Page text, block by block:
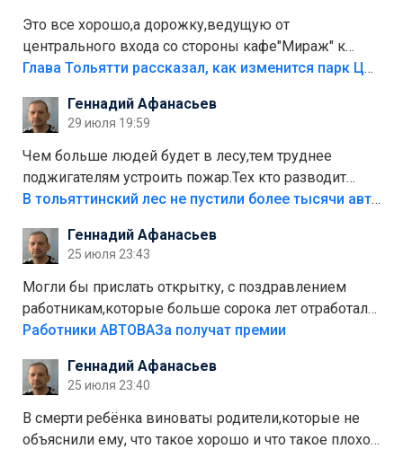
Это все хорошо,а дорожку,ведущую от
центрального входа со стороны кафе"Мираж" к
аттракционам слабо доделать?А то бордюры
лежала в парке и испортилась.Да еще,видимо,часть
украли.
Глава Тольятти рассказал, как изменится парк Центрального района
Геннадий Афанасьев
29 июля 19:59
Чем больше людей будет в лесу,тем труднее
поджигателям устроить пожар.Тех кто разводит
костры,тех надо безбожно штрафовать.Камер полно
Штрафы мизерные.
В тольяттинский лес не пустили более тысячи автомобилей
Геннадий Афанасьев
25 июля 23:43
Могли бы прислать открытку, с поздравлением
работникам,которые больше сорока лет отработали
на предприятии.
Работники АВТОВАЗа получат премии
Геннадий Афанасьев
25 июля 23:40
В смерти ребёнка виноваты родители,которые не
объяснили ему, что такое хорошо и что такое плохо!